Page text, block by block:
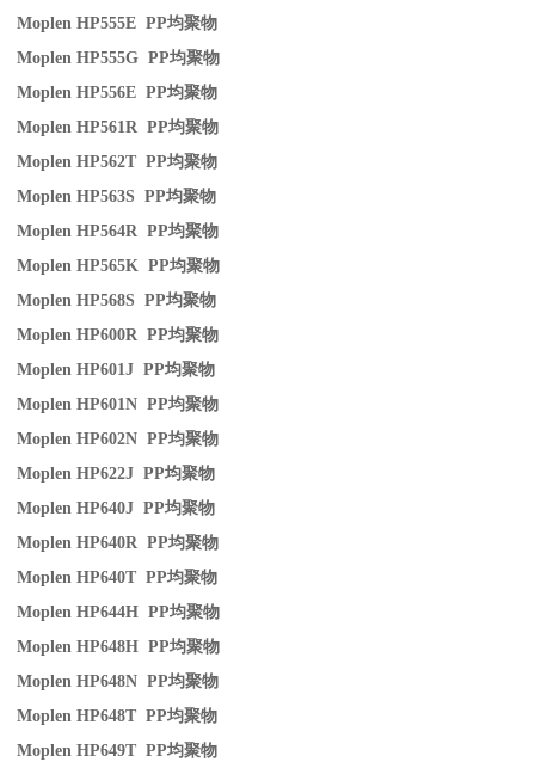
Moplen HP555E PP均聚物
Moplen HP555G PP均聚物
Moplen HP556E PP均聚物
Moplen HP561R PP均聚物
Moplen HP562T PP均聚物
Moplen HP563S PP均聚物
Moplen HP564R PP均聚物
Moplen HP565K PP均聚物
Moplen HP568S PP均聚物
Moplen HP600R PP均聚物
Moplen HP601J PP均聚物
Moplen HP601N PP均聚物
Moplen HP602N PP均聚物
Moplen HP622J PP均聚物
Moplen HP640J PP均聚物
Moplen HP640R PP均聚物
Moplen HP640T PP均聚物
Moplen HP644H PP均聚物
Moplen HP648H PP均聚物
Moplen HP648N PP均聚物
Moplen HP648T PP均聚物
Moplen HP649T PP均聚物